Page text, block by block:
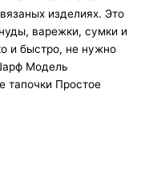
изделиях. Это
варежки, сумки и
и быстро, не нужно
Модель
тапочки Простое